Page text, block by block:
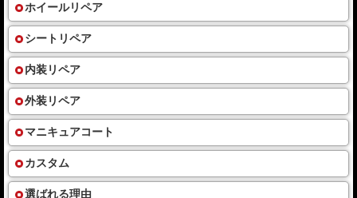
ホイールリペア
シートリペア
内装リペア
外装リペア
マニキュアコート
カスタム
選ばれる理由